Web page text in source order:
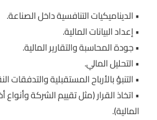
• الديناميكيات التنافسية داخل الصناعة.
• إعداد البيانات المالية.
• جودة المحاسبة والتقارير المالية.
• التحليل المالي.
• التنبؤ بالأرباح المستقبلية والتدفقات
• اتخاذ القرار (مثل تقييم الشركة
المالية).